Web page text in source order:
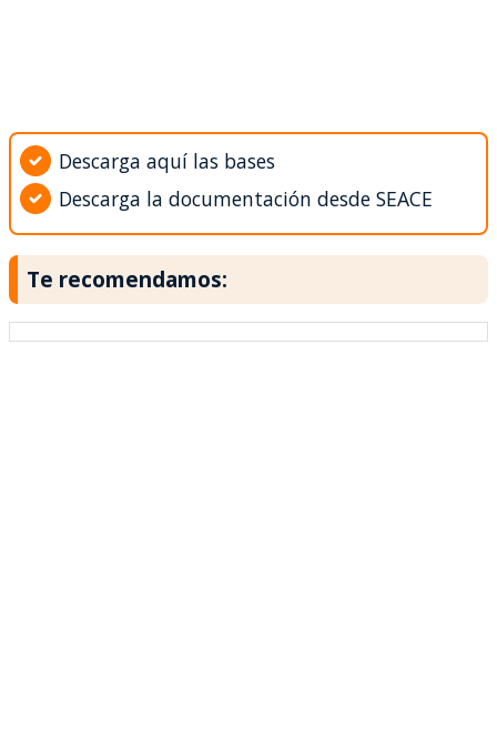
Descarga aquí las bases
Descarga la documentación desde SEACE
Te recomendamos: